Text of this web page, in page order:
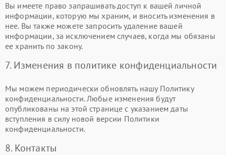
Вы имеете право запрашивать доступ к вашей личной
информации, которую мы храним, и вносить изменения в
нее. Вы также можете запросить удаление вашей
информации, за исключением случаев, когда мы обязаны
ее хранить по закону.
7. Изменения в политике конфиденциальности
Мы можем периодически обновлять нашу Политику
конфиденциальности. Любые изменения будут
опубликованы на этой странице с указанием даты
вступления в силу новой версии Политики
конфиденциальности.
8. Контакты